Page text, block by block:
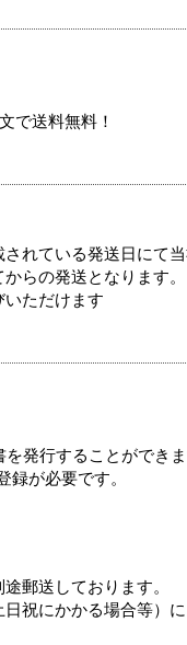
で送料無料！
れている発送日にて当
らの発送となります。
ただけます
発行することができま
が必要です。
郵送しております。
祝にかかる場合等）